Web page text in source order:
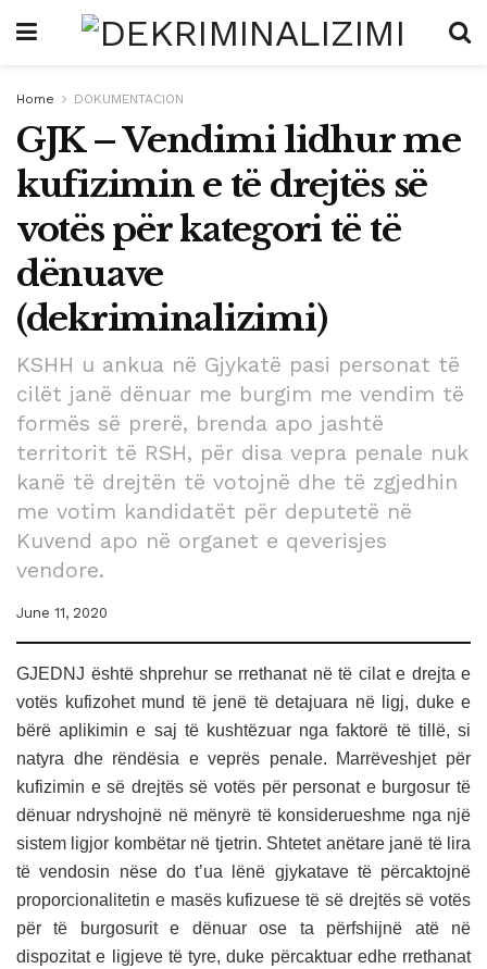
Home DOKUMENTACION
GJK – Vendimi lidhur me
kufizimin e të drejtës së
votës për kategori të të
dënuave
(dekriminalizimi)
KSHH u ankua në Gjykatë pasi personat të
cilët janë dënuar me burgim me vendim të
formës së prerë, brenda apo jashtë
territorit të RSH, për disa vepra penale nuk
kanë të drejtën të votojnë dhe të zgjedhin
me votim kandidatët për deputetë në
Kuvend apo në organet e qeverisjes
vendore.
June 11, 2020
GJEDNJ është shprehur se rrethanat në të cilat e drejta e
votës kufizohet mund të jenë të detajuara në ligj, duke e
bërë aplikimin e saj të kushtëzuar nga faktorë të tillë, si
natyra dhe rëndësia e veprës penale. Marrëveshjet për
kufizimin e së drejtës së votës për personat e burgosur të
dënuar ndryshojnë në mënyrë të konsiderueshme nga një
sistem ligjor kombëtar në tjetrin. Shtetet anëtare janë të lira
të vendosin nëse do t’ua lënë gjykatave të përcaktojnë
proporcionalitetin e masës kufizuese të së drejtës së votës
për të burgosurit e dënuar ose ta përfshijnë atë në
dispozitat e ligjeve të tyre, duke përcaktuar edhe rrethanat